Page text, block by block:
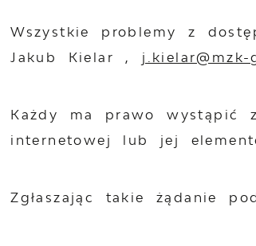
Wszystkie problemy z
Jakub Kielar ,
Każdy ma prawo wystąpić
internetowej lub jej
Zgłaszając takie żądanie